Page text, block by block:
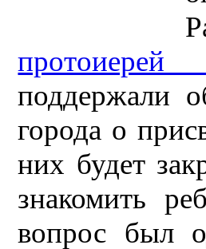
поддержали
города о
них будет
знакомить
вопрос был